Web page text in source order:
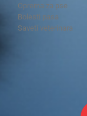
Oprema za pse
Bolesti pasa
Saveti veterinara